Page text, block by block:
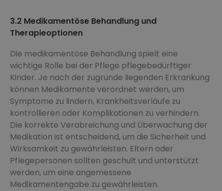
3.2 Medikamentöse Behandlung und
Therapieoptionen
Die medikamentöse Behandlung spielt eine
wichtige Rolle bei der Pflege pflegebedürftiger
Kinder. Je nach der zugrunde liegenden Erkrankung
können Medikamente verordnet werden, um
Symptome zu lindern, Krankheitsverläufe zu
kontrollieren oder Komplikationen zu verhindern.
Die korrekte Verabreichung und Überwachung der
Medikation ist entscheidend, um die Sicherheit und
Wirksamkeit zu gewährleisten. Eltern oder
Pflegepersonen sollten geschult und unterstützt
werden, um eine angemessene
Medikamentengabe zu gewährleisten.